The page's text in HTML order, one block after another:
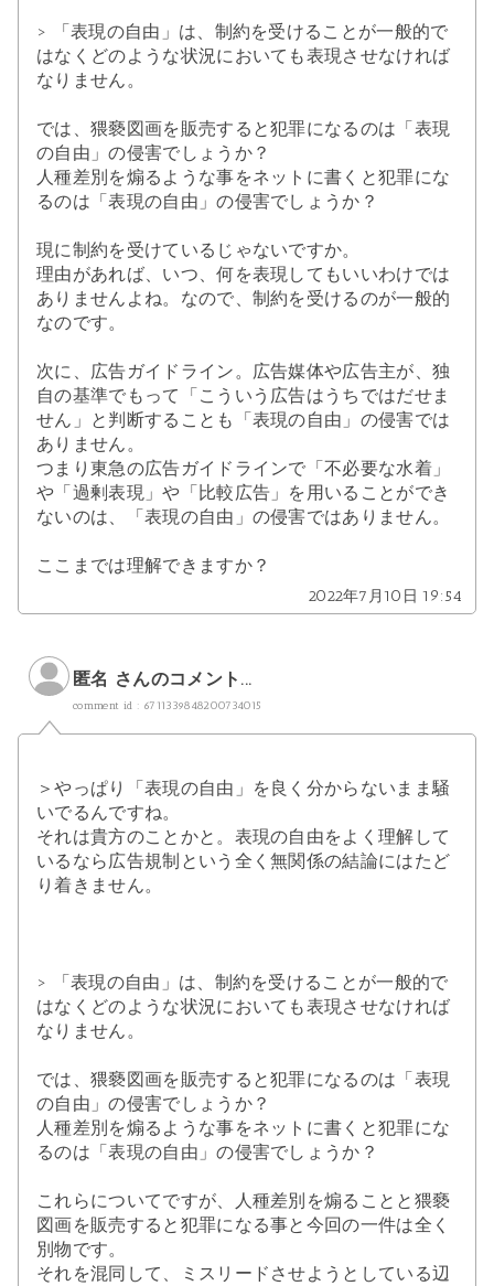
> 「表現の自由」は、制約を受けることが一般的で
はなくどのような状況においても表現させなければ
なりません。
では、猥褻図画を販売すると犯罪になるのは「表現
の自由」の侵害でしょうか？
人種差別を煽るような事をネットに書くと犯罪にな
るのは「表現の自由」の侵害でしょうか？
現に制約を受けているじゃないですか。
理由があれば、いつ、何を表現してもいいわけでは
ありませんよね。なので、制約を受けるのが一般的
なのです。
次に、広告ガイドライン。広告媒体や広告主が、独
自の基準でもって「こういう広告はうちではだせま
せん」と判断することも「表現の自由」の侵害では
ありません。
つまり東急の広告ガイドラインで「不必要な水着」
や「過剰表現」や「比較広告」を用いることができ
ないのは、「表現の自由」の侵害ではありません。
ここまでは理解できますか？
2022年7月10日 19:54
匿名 さんのコメント...
comment id : 6711339848200734015
＞やっぱり「表現の自由」を良く分からないまま騒
いでるんですね。
それは貴方のことかと。表現の自由をよく理解して
いるなら広告規制という全く無関係の結論にはたど
り着きません。
> 「表現の自由」は、制約を受けることが一般的で
はなくどのような状況においても表現させなければ
なりません。
では、猥褻図画を販売すると犯罪になるのは「表現
の自由」の侵害でしょうか？
人種差別を煽るような事をネットに書くと犯罪にな
るのは「表現の自由」の侵害でしょうか？
これらについてですが、人種差別を煽ることと猥褻
図画を販売すると犯罪になる事と今回の一件は全く
別物です。
それを混同して、ミスリードさせようとしている辺